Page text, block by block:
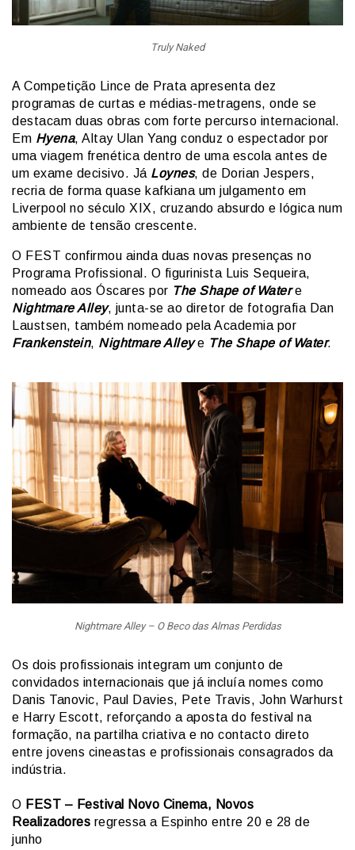
Truly Naked
A Competição Lince de Prata apresenta dez
programas de curtas e médias-metragens, onde se
destacam duas obras com forte percurso internacional.
Em Hyena, Altay Ulan Yang conduz o espectador por
uma viagem frenética dentro de uma escola antes de
um exame decisivo. Já Loynes, de Dorian Jespers,
recria de forma quase kafkiana um julgamento em
Liverpool no século XIX, cruzando absurdo e lógica num
ambiente de tensão crescente.
O FEST confirmou ainda duas novas presenças no
Programa Profissional. O figurinista Luis Sequeira,
nomeado aos Óscares por The Shape of Watere
Nightmare Alley, junta-se ao diretor de fotografia Dan
Laustsen, também nomeado pela Academia por
Frankenstein, Nightmare Alleye The Shape of Water.
Nightmare Alley – O Beco das Almas Perdidas
Os dois profissionais integram um conjunto de
convidados internacionais que já incluía nomes como
Danis Tanovic, Paul Davies, Pete Travis, John Warhurst
e Harry Escott, reforçando a aposta do festival na
formação, na partilha criativa e no contacto direto
entre jovens cineastas e profissionais consagrados da
indústria.
O FEST – Festival Novo Cinema, Novos
Realizadores regressa a Espinho entre 20 e 28 de
junho